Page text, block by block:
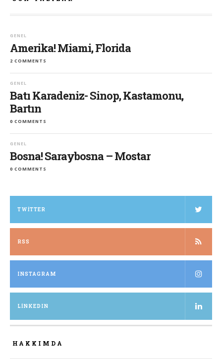
GENEL
Amerika! Miami, Florida
2 COMMENTS
GENEL
Batı Karadeniz- Sinop, Kastamonu,
Bartın
0 COMMENTS
GENEL
Bosna! Saraybosna – Mostar
0 COMMENTS
TWITTER
RSS
INSTAGRAM
LINKEDIN
HAKKIMDA